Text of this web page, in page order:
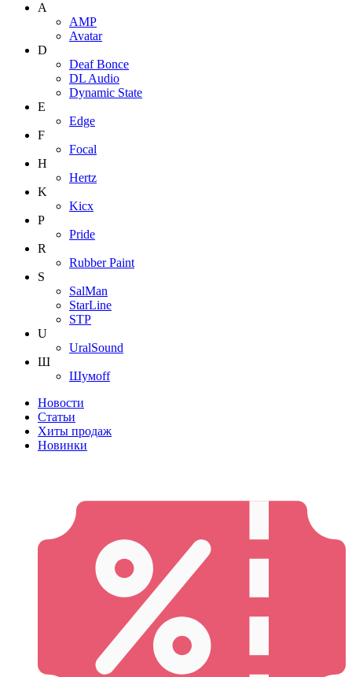
A
AMP
Avatar
D
Deaf Bonce
DL Audio
Dynamic State
E
Edge
F
Focal
H
Hertz
K
Kicx
P
Pride
R
Rubber Paint
S
SalMan
StarLine
STP
U
UralSound
Ш
Шумoff
Новости
Статьи
Хиты продаж
Новинки